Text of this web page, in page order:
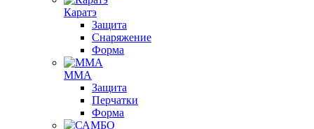
Каратэ
Защита
Снаряжение
Форма
ММА
Защита
Перчатки
Форма